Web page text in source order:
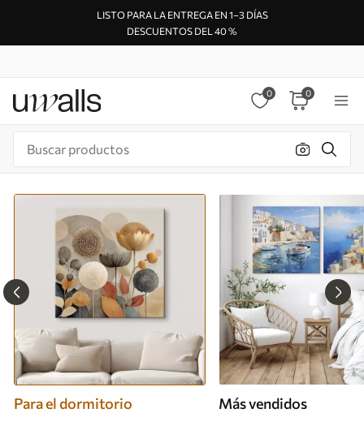
LISTO PARA LA ENTREGA EN 1–3 DÍAS
DESCUENTOS DEL 40 %
0 0
Para el dormitorio Más vendidos